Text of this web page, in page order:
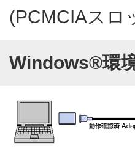
(PCMCIAスロ
Windows®環